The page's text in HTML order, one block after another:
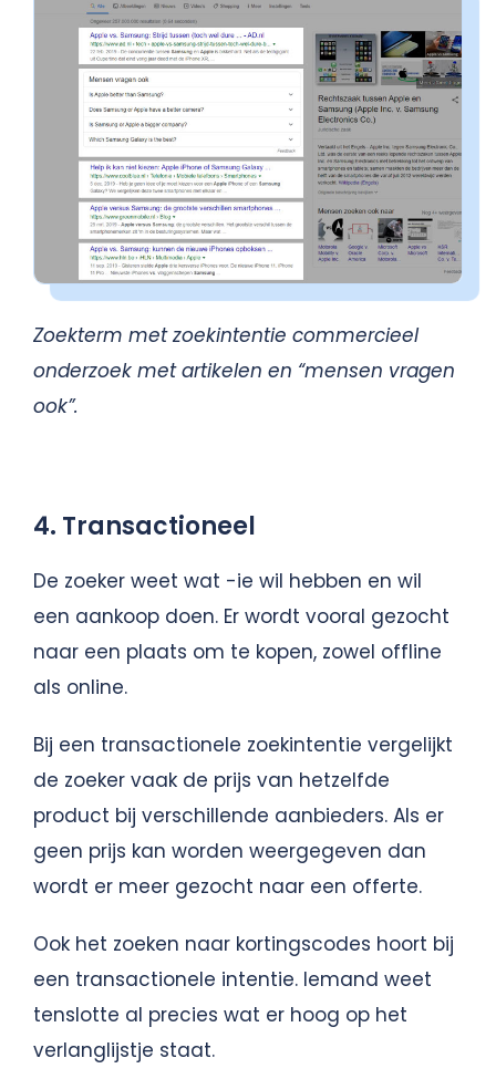
Zoekterm met zoekintentie commercieel
onderzoek met artikelen en “mensen vragen
ook”.
4. Transactioneel
De zoeker weet wat -ie wil hebben en wil
een aankoop doen. Er wordt vooral gezocht
naar een plaats om te kopen, zowel offline
als online.
Bij een transactionele zoekintentie vergelijkt
de zoeker vaak de prijs van hetzelfde
product bij verschillende aanbieders. Als er
geen prijs kan worden weergegeven dan
wordt er meer gezocht naar een offerte.
Ook het zoeken naar kortingscodes hoort bij
een transactionele intentie. Iemand weet
tenslotte al precies wat er hoog op het
verlanglijstje staat.